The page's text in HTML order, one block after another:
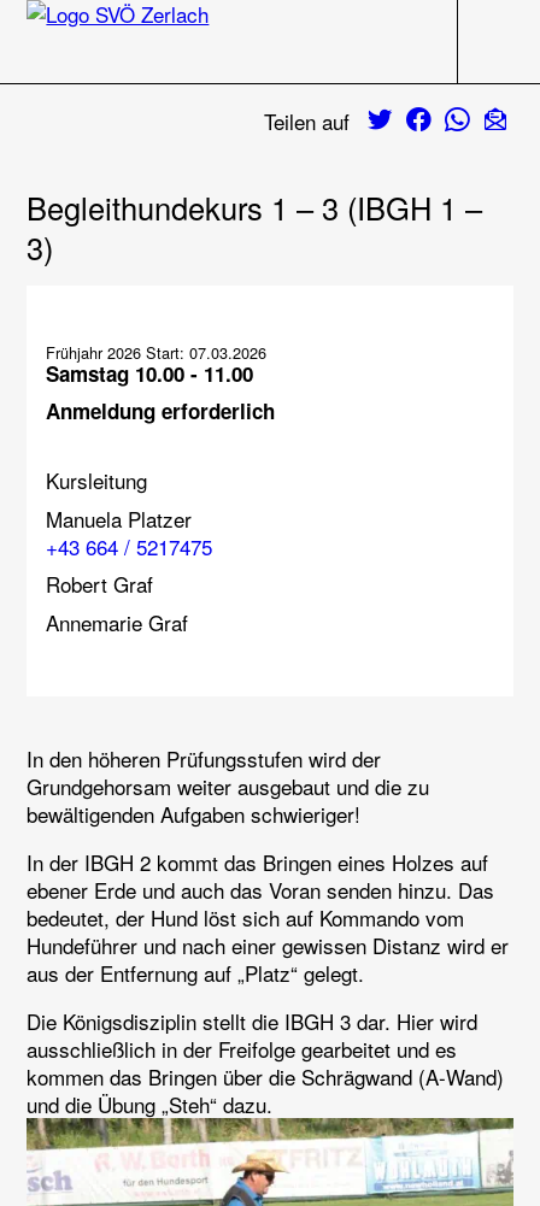
Teilen auf
TwitterFacebookE-
Begleithundekurs 1 – 3 (IBGH 1 –
3)
Frühjahr 2026 Start: 07.03.2026
Samstag 10.00 - 11.00
Anmeldung erforderlich
Kursleitung
Manuela Platzer
+43 664 / 5217475
Robert Graf
Annemarie Graf
In den höheren Prüfungsstufen wird der
Grundgehorsam weiter ausgebaut und die zu
bewältigenden Aufgaben schwieriger!
In der IBGH 2 kommt das Bringen eines Holzes auf
ebener Erde und auch das Voran senden hinzu. Das
bedeutet, der Hund löst sich auf Kommando vom
Hundeführer und nach einer gewissen Distanz wird er
aus der Entfernung auf „Platz“ gelegt.
Die Königsdisziplin stellt die IBGH 3 dar. Hier wird
ausschließlich in der Freifolge gearbeitet und es
kommen das Bringen über die Schrägwand (A-Wand)
und die Übung „Steh“ dazu.